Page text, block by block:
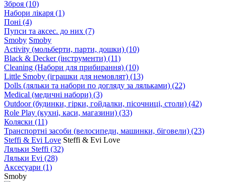
Зброя (10)
Набори лікаря (1)
Поні (4)
Пупси та аксес. до них (7)
Smoby Smoby
Аctivity (мольберти, парти, дошки) (10)
Black & Decker (інструменти) (11)
Cleaning (Набори для прибирання) (10)
Little Smoby (іграшки для немовлят) (13)
Dolls (ляльки та набори по догляду за ляльками) (22)
Medical (медичні набори) (3)
Outdoor (будинки, гірки, гойдалки, пісочниці, столи) (42)
Role Play (кухні, каси, магазини) (33)
Коляски (11)
Транспортні засоби (велосипеди, машинки, біговели) (23)
Steffi & Evi Love Steffi & Evi Love
Ляльки Steffi (32)
Ляльки Evi (28)
Аксесуари (1)
Smoby